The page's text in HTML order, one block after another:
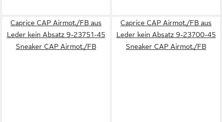
Caprice CAP Airmot./FB aus
Leder kein Absatz 9-23751-45
Sneaker CAP Airmot./FB
Caprice CAP Airmot./FB aus
Leder kein Absatz 9-23700-45
Sneaker CAP Airmot./FB